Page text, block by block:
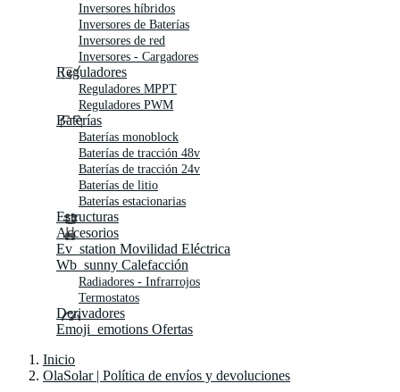
Inversores híbridos
Inversores de Baterías
Inversores de red
Inversores - Cargadores
Reguladores
Reguladores MPPT
Reguladores PWM
Baterías
Baterías monoblock
Baterías de tracción 48v
Baterías de tracción 24v
Baterías de litio
Baterías estacionarias
Estructuras
Accesorios
Ev_station Movilidad Eléctrica
Wb_sunny Calefacción
Radiadores - Infrarrojos
Termostatos
Derivadores
Emoji_emotions Ofertas
Inicio
OlaSolar | Política de envíos y devoluciones